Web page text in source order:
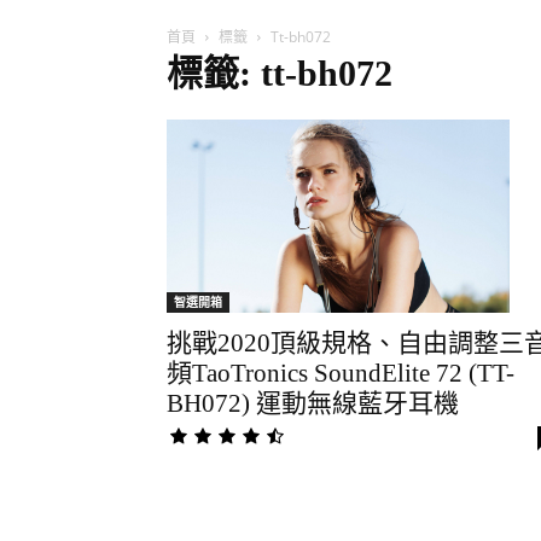
首頁 標籤 Tt-bh072
標籤: tt-bh072
智選開箱
挑戰2020頂級規格、自由調整三
頻TaoTronics SoundElite 72 (TT-
BH072) 運動無線藍牙耳機